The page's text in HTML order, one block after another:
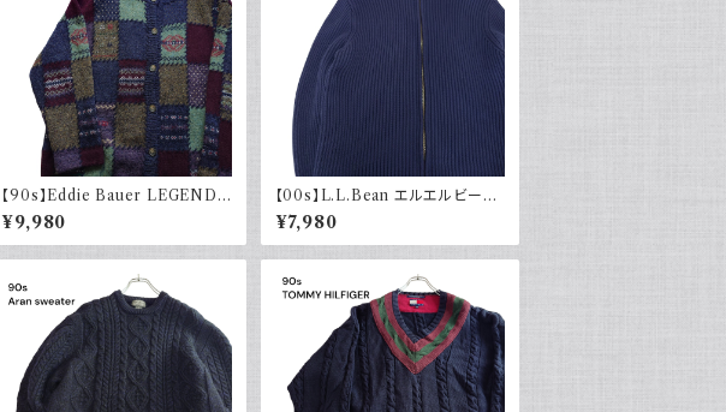
【90s】Eddie Bauer LEGEND
エディーバウアー レジェンド 総柄
ニット カーディガン ウール レトロ
90年代
¥9,980
【00s】L.L.Bean エルエルビーン
ドライバーズニット リブ編み ネイ
ビー セーター コットンニット 古着
アウトドア
¥7,980